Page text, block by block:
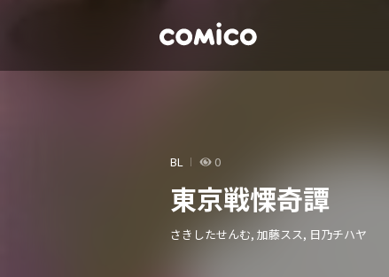
BL 0
東京戦慄奇譚
さきしたせんむ, 加藤スス, 日乃チハヤ